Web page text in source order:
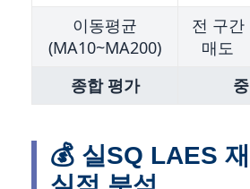
이동평균
(MA10~MA200)
전 구간
매도
종합 평가
💰 실SQ LAES